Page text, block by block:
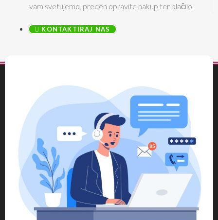
vam svetujemo, preden opravite nakup ter plačilo.
KONTAKTIRAJ NAS